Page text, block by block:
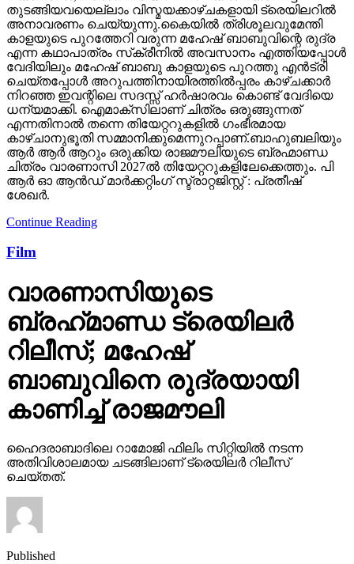
തുടങ്ങിയവയെല്ലാം വിസ്മയക്കാഴ്ചകളായി ട്രെയിലറില്‍
അനാവരണം ചെയ്യുന്നു.കൈയില്‍ ത്രിശൂലവുമേന്തി
കാളയുടെ പുറത്തേറി വരുന്ന മഹേഷ് ബാബുവിന്റെ രുദ്ര
എന്ന കഥാപാത്രം സ്‌ക്രീനിൽ അവസാനം എത്തിയപ്പോൾ
വേദിയിലും മഹേഷ് ബാബു കാളയുടെ പുറത്തു എൻട്രി
ചെയ്തപ്പോൾ അറുപത്തിനായിരത്തിൽപ്പരം കാഴ്ചക്കാർ
നിറഞ്ഞ ഇവന്റിലെ സദസ്സ് ഹർഷാരവം കൊണ്ട് വേദിയെ
ധന്യമാക്കി. ഐമാക്‌സിലാണ് ചിത്രം ഒരുങ്ങുന്നത്
എന്നതിനാല്‍ തന്നെ തിയേറ്ററുകളില്‍ ഗംഭീരമായ
കാഴ്ചാനുഭൂതി സമ്മാനിക്കുമെന്നുറപ്പാണ്.ബാഹുബലിയും
ആർ ആർ ആറും ഒരുക്കിയ രാജമൗലിയുടെ ബ്രഹ്മാണ്ഡ
ചിത്രം വാരണാസി 2027ൽ തിയേറ്ററുകളിലേക്കെത്തും. പി
ആർ ഓ ആൻഡ് മാർക്കറ്റിംഗ് സ്ട്രാറ്റജിസ്റ്റ് : പ്രതീഷ്
ശേഖർ.
Continue Reading
Film
വാരണാസിയുടെ
ബ്രഹ്‌മാണ്ഡ ട്രെയിലര്‍
റിലീസ്; മഹേഷ്
ബാബുവിനെ രുദ്രയായി
കാണിച്ച് രാജമൗലി
ഹൈദരാബാദിലെ റാമോജി ഫിലിം സിറ്റിയില്‍ നടന്ന
അതിവിശാലമായ ചടങ്ങിലാണ് ട്രെയിലര്‍ റിലീസ്
ചെയ്തത്.
Published